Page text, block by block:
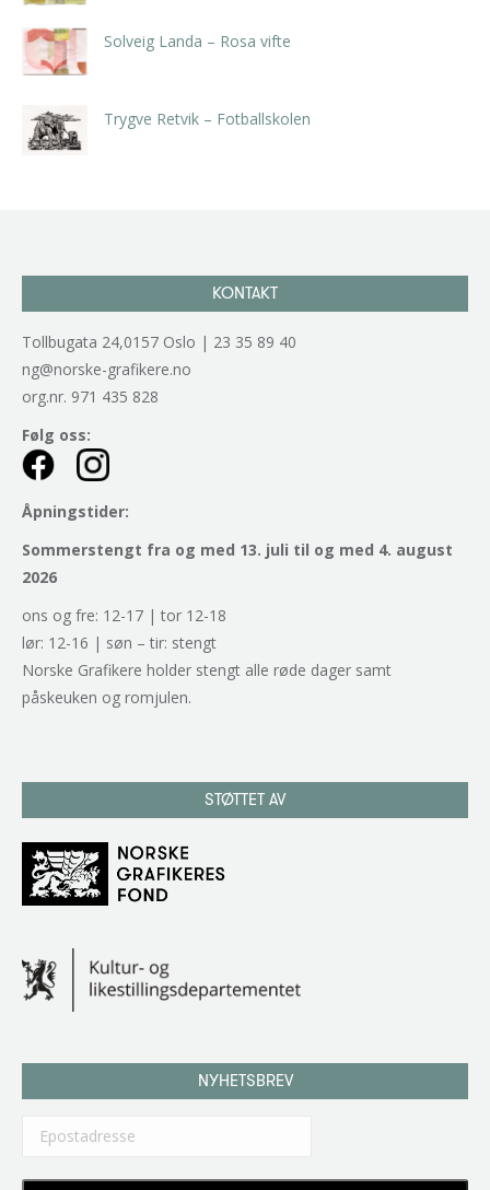
Solveig Landa – Rosa vifte
Trygve Retvik – Fotballskolen
KONTAKT
Tollbugata 24,0157 Oslo | 23 35 89 40
ng@norske-grafikere.no
org.nr. 971 435 828
Følg oss:
Åpningstider:
Sommerstengt fra og med 13. juli til og med 4. august
2026
ons og fre: 12-17 | tor 12-18
lør: 12-16 | søn – tir: stengt
Norske Grafikere holder stengt alle røde dager samt
påskeuken og romjulen.
STØTTET AV
NYHETSBREV